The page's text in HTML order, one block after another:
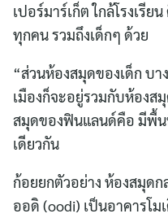
เปอร์มาร์เก็ต ใกล้โรงเรี
ทุกคน รวมถึงเด็กๆ ด้วย
“ส่วนห้องสมุดของเด็ก บ
เมืองก็จะอยู่รวมกับห้องส
สมุดของฟินแลนด์คือ มีพื้
เดียวกัน
ก้อยยกตัวอย่าง ห้องสมุดก
ออดิ (oodi) เป็นอาคารโ